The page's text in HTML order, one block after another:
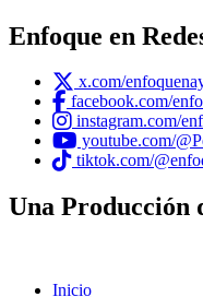
Enfoque en
x.com/
facebook.com/
instagram.com/
youtube.com/
tiktok.com/
Una Producción
Inicio